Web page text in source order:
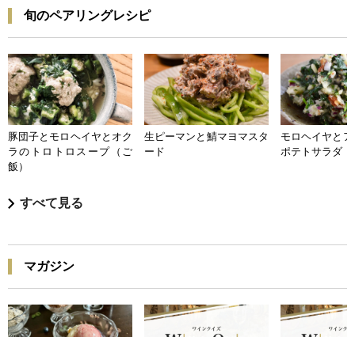
旬のペアリングレシピ
豚団子とモロヘイヤとオク
ラのトロトロスープ（ご
飯）
生ピーマンと鯖マヨマスタ
ード
モロヘイヤと
ポテトサラダ
すべて見る
マガジン